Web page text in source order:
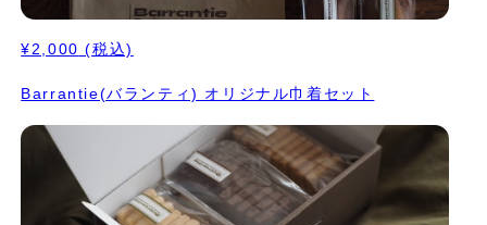
¥2,000 (税込)
Barrantie(バランティ) オリジナル巾着セット